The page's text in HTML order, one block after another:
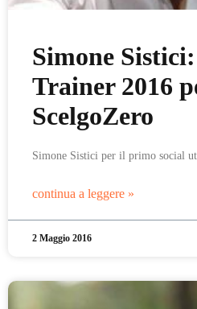
Simone
Trainer 2016
ScelgoZero
Simone Sistici per il primo social
continua a leggere »
2 Maggio 2016